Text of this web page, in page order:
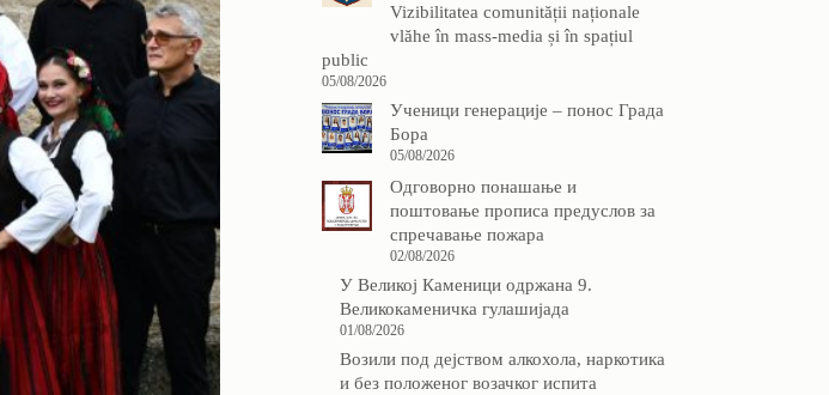
Vizibilitatea comunității naționale
vlăhe în mass-media și în spațiul
public
05/08/2026
Ученици генерације – понос Града
Бора
05/08/2026
Одговорно понашање и
поштовање прописа предуслов за
спречавање пожара
02/08/2026
У Великој Каменици одржана 9.
Великокаменичка гулашијада
01/08/2026
Возили под дејством алкохола, наркотика
и без положеног возачког испита